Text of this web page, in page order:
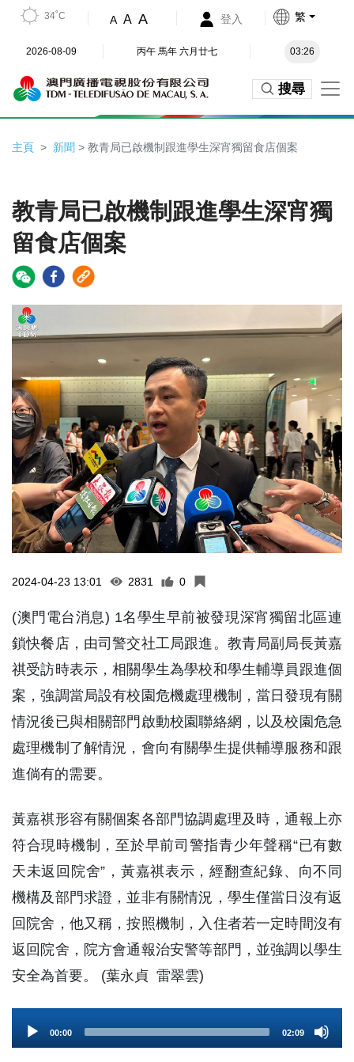
34˚C A A A 登入 繁
2026-08-09 丙午 馬年 六月廿七 03:26
搜尋
主頁 新聞 > 教青局已啟機制跟進學生深宵獨留食店個案
教青局已啟機制跟進學生深宵獨
留食店個案
2024-04-23 13:01 2831 0
(澳門電台消息) 1名學生早前被發現深宵獨留北區連
鎖快餐店，由司警交社工局跟進。教青局副局長黃嘉
祺受訪時表示，相關學生為學校和學生輔導員跟進個
案，強調當局設有校園危機處理機制，當日發現有關
情況後已與相關部門啟動校園聯絡網，以及校園危急
處理機制了解情況，會向有關學生提供輔導服務和跟
進倘有的需要。
黃嘉祺形容有關個案各部門協調處理及時，通報上亦
符合現時機制，至於早前司警指青少年聲稱“已有數
天未返回院舍”，黃嘉祺表示，經翻查紀錄、向不同
機構及部門求證，並非有關情況，學生僅當日沒有返
回院舍，他又稱，按照機制，入住者若一定時間沒有
返回院舍，院方會通報治安警等部門，並強調以學生
安全為首要。 (葉永貞 雷翠雲)
Player
00:00 02:09